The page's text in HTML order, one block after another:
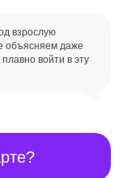
взрослую
объясняем даже
войти в эту